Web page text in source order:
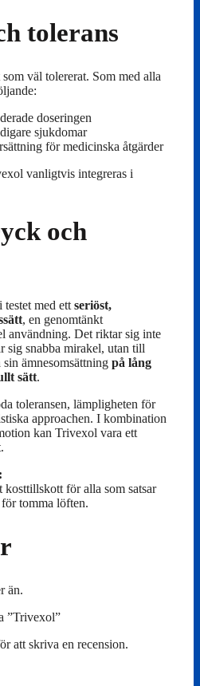
tolerans
väl tolererat. Som med alla
doseringen
sjukdomar
för medicinska åtgärder
vanligtvis integreras i
och
med ett seriöst,
, en genomtänkt
användning. Det riktar sig inte
sig snabba mirakel, utan till
ämnesomsättning på lång
sätt.
toleransen, lämpligheten för
approachen. I kombination
kan Trivexol vara ett
för alla som satsar
tomma löften.
än.
”Trivexol”
att skriva en recension.